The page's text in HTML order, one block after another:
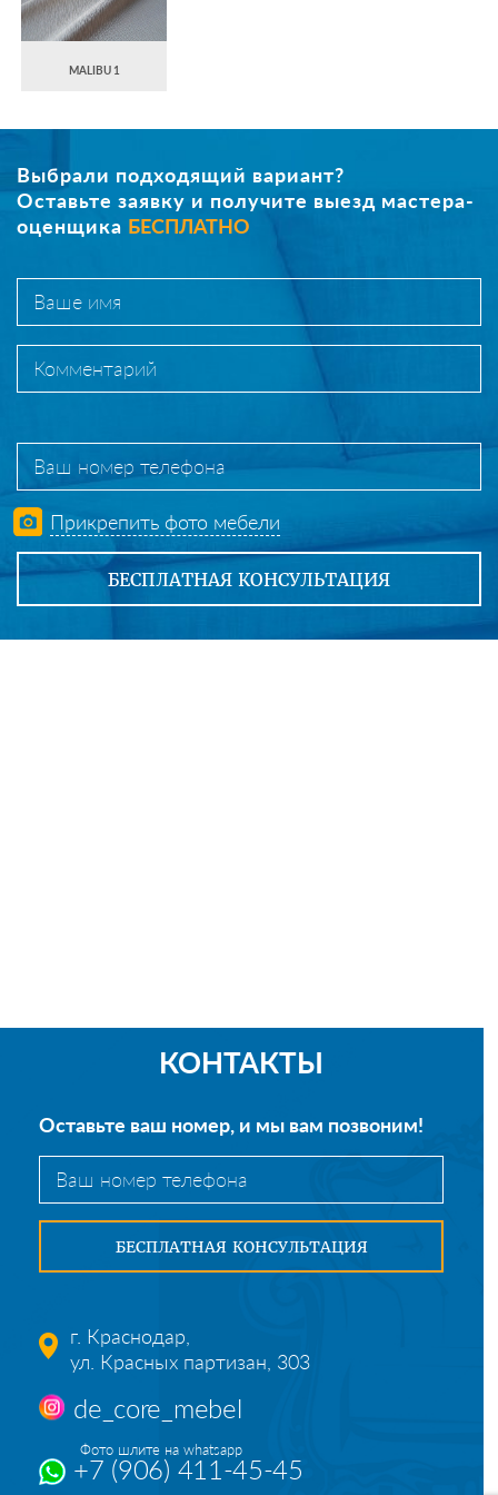
MALIBU 1
Выбрали подходящий вариант?
Оставьте заявку и получите выезд мастера-
оценщика БЕСПЛАТНО
Прикрепить фото мебели
КОНТАКТЫ
Оставьте ваш номер, и мы вам позвоним!
г. Краснодар,
ул. Красных партизан, 303
de_core_mebel
Фото шлите на whatsapp
+7 (906) 411-45-45